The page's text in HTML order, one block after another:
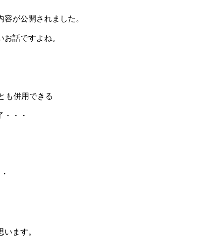
が公開されました。
話ですよね。
も併用できる
・・
ます。